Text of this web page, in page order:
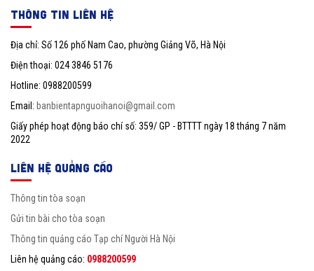
THÔNG TIN LIÊN HỆ
Địa chỉ: Số 126 phố Nam Cao, phường Giảng Võ, Hà Nội
Điện thoại: 024 3846 5176
Hotline: 0988200599
Email: banbientapnguoihanoi@gmail.com
Giấy phép hoạt động báo chí số: 359/ GP - BTTTT ngày 18 tháng 7 năm
2022
LIÊN HỆ QUẢNG CÁO
Thông tin tòa soạn
Gửi tin bài cho tòa soạn
Thông tin quảng cáo Tạp chí Người Hà Nội
Liên hệ quảng cáo: 0988200599